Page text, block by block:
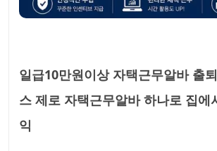
일급10만원이상 자택근무알바 출
스 제로 자택근무알바 하나로 집에
익